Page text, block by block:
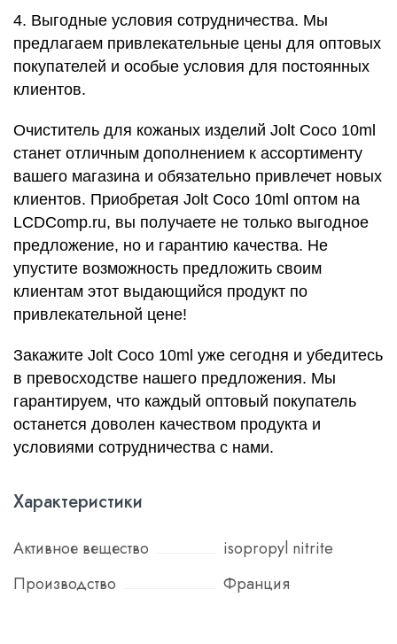
4. Выгодные условия сотрудничества. Мы
предлагаем привлекательные цены для оптовых
покупателей и особые условия для постоянных
клиентов.
Очиститель для кожаных изделий Jolt Coco 10ml
станет отличным дополнением к ассортименту
вашего магазина и обязательно привлечет новых
клиентов. Приобретая Jolt Coco 10ml оптом на
LCDComp.ru, вы получаете не только выгодное
предложение, но и гарантию качества. Не
упустите возможность предложить своим
клиентам этот выдающийся продукт по
привлекательной цене!
Закажите Jolt Coco 10ml уже сегодня и убедитесь
в превосходстве нашего предложения. Мы
гарантируем, что каждый оптовый покупатель
останется доволен качеством продукта и
условиями сотрудничества с нами.
Характеристики
Активное вещество
isopropyl nitrite
Производство
Франция